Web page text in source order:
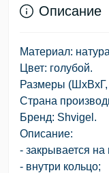
Описание
Материал:
Цвет: голубой.
Размеры (ШхВхГ,
Страна
Бренд: Shvigel.
Описание:
- закрывается
- внутри кольцо;